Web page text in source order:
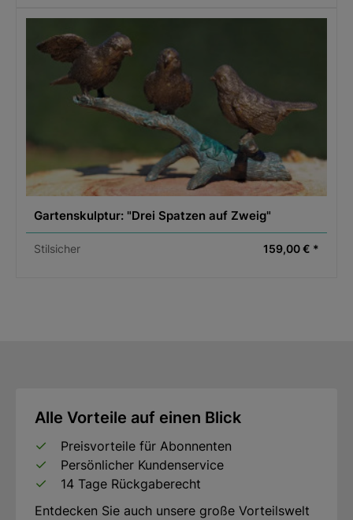
Gartenskulptur: "Drei Spatzen auf Zweig"
Stilsicher 159,00 € *
Alle Vorteile auf einen Blick
Preisvorteile für Abonnenten
Persönlicher Kundenservice
14 Tage Rückgaberecht
Entdecken Sie auch unsere große Vorteilswelt